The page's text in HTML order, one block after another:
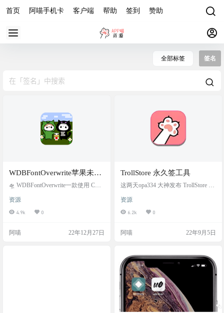
首页 阿喵手机卡 客户端 帮助 签到 赞助
全部标签 签名
WDBFontOverwrite苹果未越
狱设备替换字体
🛸 WDBFontOverwrite一款使用 CVE
概念验证应用程序 效果截图 项目简
介： Works on iOS 16.1.2 and below (t
意一个app后台再打开，就会变字
资源
4.9k 0
阿喵 22年12月27日
TrollStore 永久签工具
这两天opa334 大神发布 TrollStore 永
TrollStore 免越狱版本 和 iOS 14 Troll
Store 需越狱版本，可以利用此工具
能一样，这个TrollStore 神器，你只
Store ipa…
资源
6.2k 0
阿喵 22年9月5日